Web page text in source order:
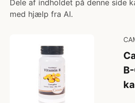
Dele af indholdet på denne side
med hjælp fra AI.